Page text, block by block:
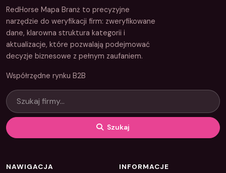
RedHorse Mapa Branż to precyzyjne
narzędzie do weryfikacji firm: zweryfikowane
dane, klarowna struktura kategorii i
aktualizacje, które pozwalają podejmować
decyzje biznesowe z pełnym zaufaniem.
Współrzędne rynku B2B
Szukaj
NAWIGACJA INFORMACJE